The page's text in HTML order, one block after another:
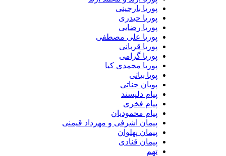
پوریا بارجینی
پوریا حیدری
پوریا رضایی
پوریا علی مصطفی
پوریا قربانی
پوریا گرامی
پوریا محمدی کیا
پویا بیاتی
پویان جناتی
پیام دلپسند
پیام فخری
پیام محمودیان
پیمان اشرفی و مهرداد قیمنی
پیمان پهلوان
پیمان قنادی